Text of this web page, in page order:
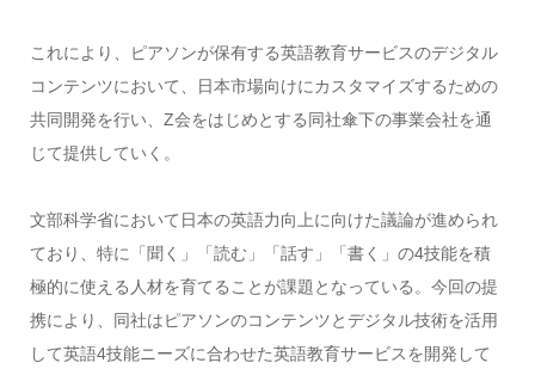
これにより、ピアソンが保有する英語教育サービスのデジタル
コンテンツにおいて、日本市場向けにカスタマイズするための
共同開発を行い、Z会をはじめとする同社傘下の事業会社を通
じて提供していく。
文部科学省において日本の英語力向上に向けた議論が進められ
ており、特に「聞く」「読む」「話す」「書く」の4技能を積
極的に使える人材を育てることが課題となっている。今回の提
携により、同社はピアソンのコンテンツとデジタル技術を活用
して英語4技能ニーズに合わせた英語教育サービスを開発して